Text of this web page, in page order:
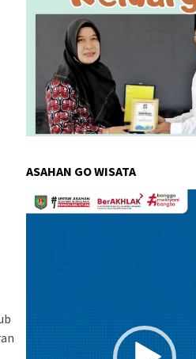
ASAHAN GO WISATA
Pemutar
Video